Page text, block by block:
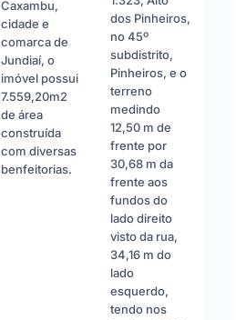
Caxambu,
cidade e
comarca de
Jundiaí, o
imóvel possui
7.559,20m2
de área
construída
com diversas
benfeitorias.
dos Pinheiros,
no 45º
subdistrito,
Pinheiros, e o
terreno
medindo
12,50 m de
frente por
30,68 m da
frente aos
fundos do
lado direito
visto da rua,
34,16 m do
lado
esquerdo,
tendo nos